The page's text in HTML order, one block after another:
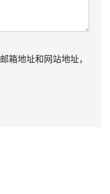
箱地址和网站地址，